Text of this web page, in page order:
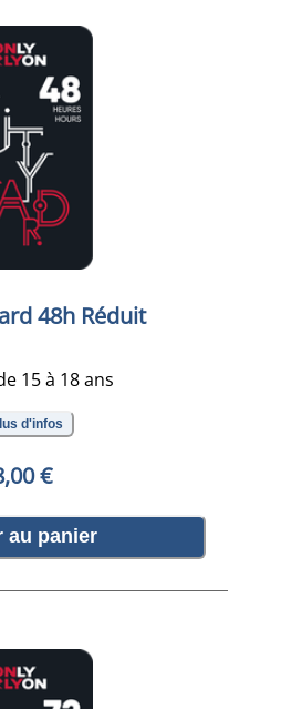
48h Réduit
15 à 18 ans
d'infos
€
au panier